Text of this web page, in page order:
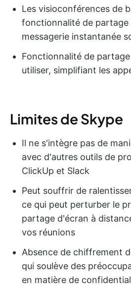
Les visioconférences de
fonctionnalité de partage
messagerie instantanée
Fonctionnalité de
utiliser, simplifiant les
Limites de Skype
Il ne s'intègre pas de
avec d'autres outils de
ClickUp et Slack
Peut souffrir de
ce qui peut perturber le
partage d'écran à
vos réunions
Absence de chiffrement
qui soulève des
en matière de